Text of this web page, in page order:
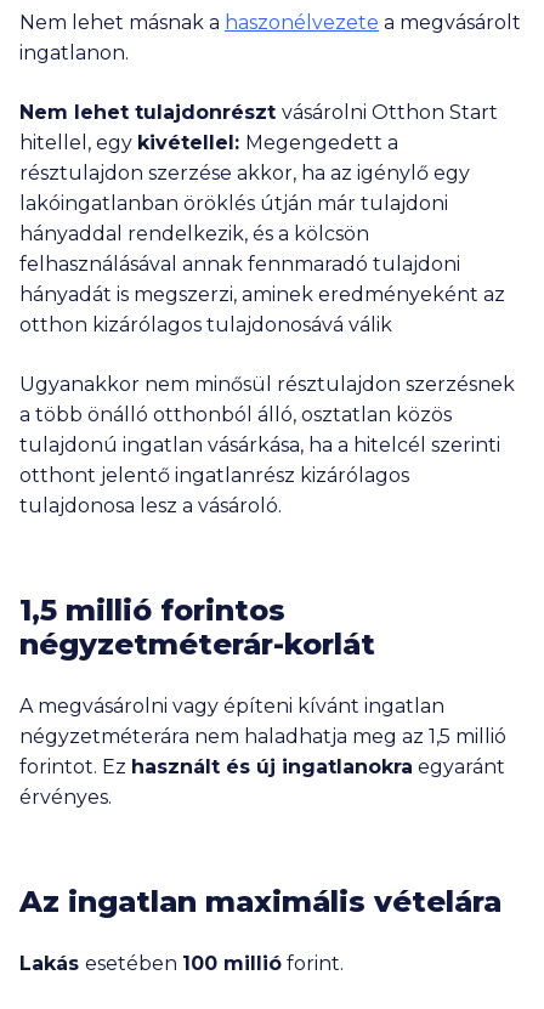
Nem lehet másnak a haszonélvezete a megvásárolt
ingatlanon.
Nem lehet tulajdonrészt vásárolni Otthon Start
hitellel, egy kivétellel: Megengedett a
résztulajdon szerzése akkor, ha az igénylő egy
lakóingatlanban öröklés útján már tulajdoni
hányaddal rendelkezik, és a kölcsön
felhasználásával annak fennmaradó tulajdoni
hányadát is megszerzi, aminek eredményeként az
otthon kizárólagos tulajdonosává válik
Ugyanakkor nem minősül résztulajdon szerzésnek
a több önálló otthonból álló, osztatlan közös
tulajdonú ingatlan vásárkása, ha a hitelcél szerinti
otthont jelentő ingatlanrész kizárólagos
tulajdonosa lesz a vásároló.
1,5 millió forintos
négyzetméterár-korlát
A megvásárolni vagy építeni kívánt ingatlan
négyzetméterára nem haladhatja meg az 1,5 millió
forintot. Ez használt és új ingatlanokra egyaránt
érvényes.
Az ingatlan maximális vételára
Lakás esetében 100 millió forint.